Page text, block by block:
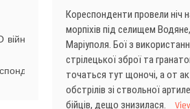
Кореспонденти провели ніч
морпіхів під селищем
Маріуполя. Бої з
стрілецької зброї та
точаться тут щоночі, а от
обстрілів зі ствольної
бійців, дещо знизилася.
війна
військовий
фотограф